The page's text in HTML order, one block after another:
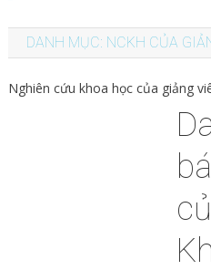
DANH MỤC: NCKH CỦA
Nghiên cứu khoa học của giảng